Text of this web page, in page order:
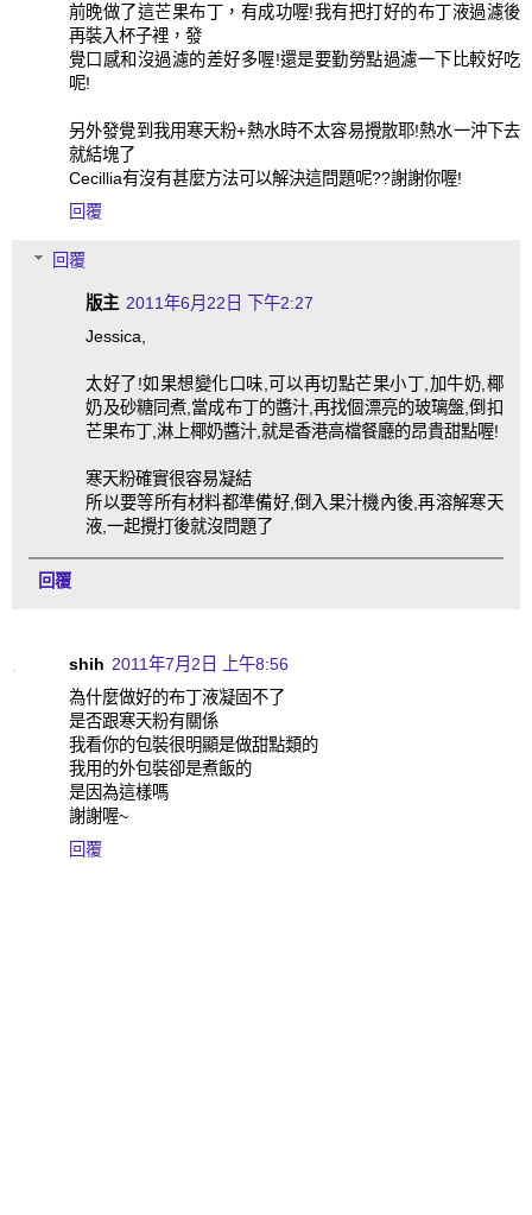
前晚做了這芒果布丁，有成功喔!我有把打好的布丁液過濾後
再裝入杯子裡，發
覺口感和沒過濾的差好多喔!還是要勤勞點過濾一下比較好吃
呢!
另外發覺到我用寒天粉+熱水時不太容易攪散耶!熱水一沖下去
就結塊了
Cecillia有沒有甚麼方法可以解決這問題呢??謝謝你喔!
回覆
回覆
版主 2011年6月22日 下午2:27
Jessica,
太好了!如果想變化口味,可以再切點芒果小丁,加牛奶,椰
奶及砂糖同煮,當成布丁的醬汁,再找個漂亮的玻璃盤,倒扣
芒果布丁,淋上椰奶醬汁,就是香港高檔餐廳的昂貴甜點喔!
寒天粉確實很容易凝結
所以要等所有材料都準備好,倒入果汁機內後,再溶解寒天
液,一起攪打後就沒問題了
回覆
shih 2011年7月2日 上午8:56
為什麼做好的布丁液凝固不了
是否跟寒天粉有關係
我看你的包裝很明顯是做甜點類的
我用的外包裝卻是煮飯的
是因為這樣嗎
謝謝喔~
回覆